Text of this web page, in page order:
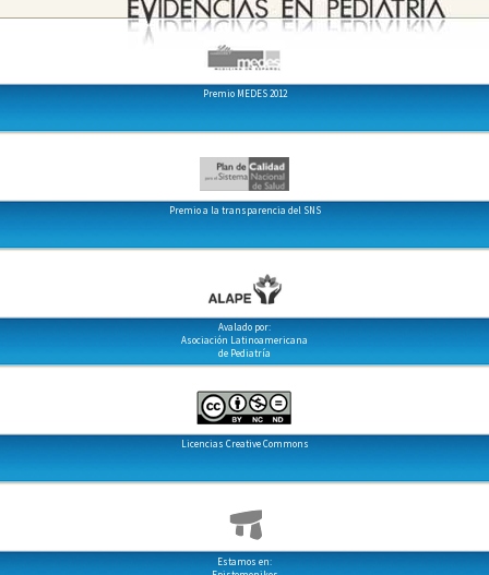
Premio MEDES 2012
Premio a la transparencia del SNS
Avalado por:
Asociación Latinoamericana
de Pediatría
Licencias Creative Commons
Estamos en: